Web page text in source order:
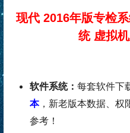
现代 2016年版专检
统 虚拟
软件系统： 每套软件下
本，新老版本数据、权
参考！